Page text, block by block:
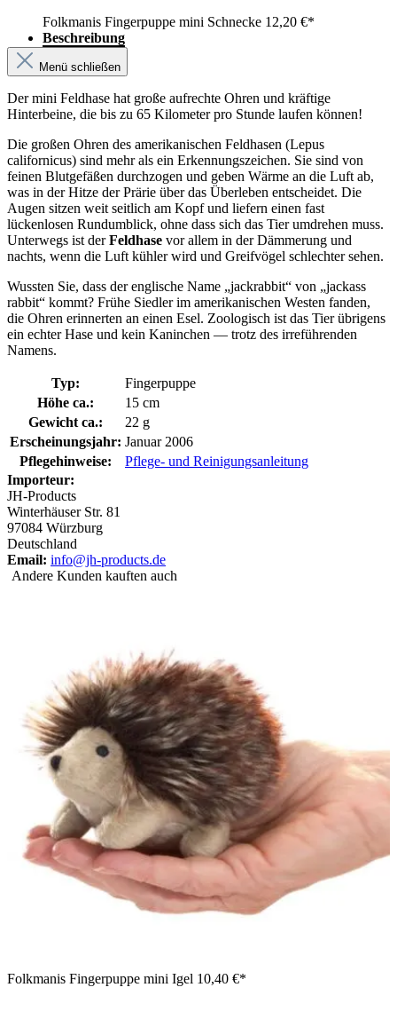
Folkmanis Fingerpuppe mini Schnecke 12,20 €*
Beschreibung
Menü schließen
Der mini Feldhase hat große aufrechte Ohren und kräftige
Hinterbeine, die bis zu 65 Kilometer pro Stunde laufen können!
Die großen Ohren des amerikanischen Feldhasen (Lepus
californicus) sind mehr als ein Erkennungszeichen. Sie sind von
feinen Blutgefäßen durchzogen und geben Wärme an die Luft ab,
was in der Hitze der Prärie über das Überleben entscheidet. Die
Augen sitzen weit seitlich am Kopf und liefern einen fast
lückenlosen Rundumblick, ohne dass sich das Tier umdrehen muss.
Unterwegs ist derFeldhase vor allem in der Dämmerung und
nachts, wenn die Luft kühler wird und Greifvögel schlechter sehen.
Wussten Sie, dass der englische Name „jackrabbit“ von „jackass
rabbit“ kommt? Frühe Siedler im amerikanischen Westen fanden,
die Ohren erinnerten an einen Esel. Zoologisch ist das Tier übrigens
ein echter Hase und kein Kaninchen — trotz des irreführenden
Namens.
Typ:
Fingerpuppe
Höhe ca.:
15 cm
Gewicht ca.:
22 g
Erscheinungsjahr: Januar 2006
Pflegehinweise:
Pflege- und Reinigungsanleitung
Importeur:
JH-Products
Winterhäuser Str. 81
97084 Würzburg
Deutschland
Email: info@jh-products.de
Andere Kunden kauften auch
Folkmanis Fingerpuppe mini Igel 10,40 €*